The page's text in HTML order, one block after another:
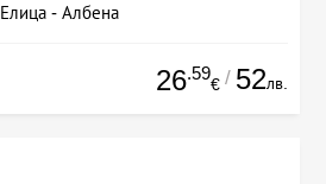
Елица - Албена
26.59
€ / 52лв.